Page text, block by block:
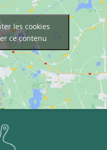
les cookies
ce contenu